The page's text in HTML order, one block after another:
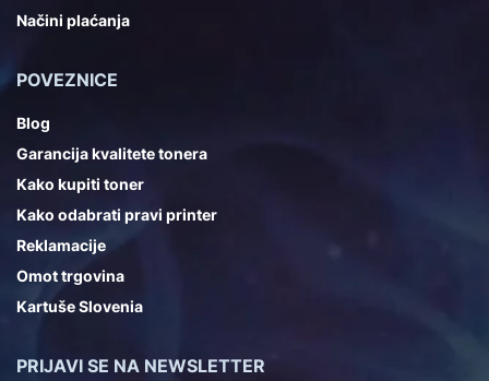
Načini plaćanja
POVEZNICE
Blog
Garancija kvalitete tonera
Kako kupiti toner
Kako odabrati pravi printer
Reklamacije
Omot trgovina
Kartuše Slovenia
PRIJAVI SE NA NEWSLETTER